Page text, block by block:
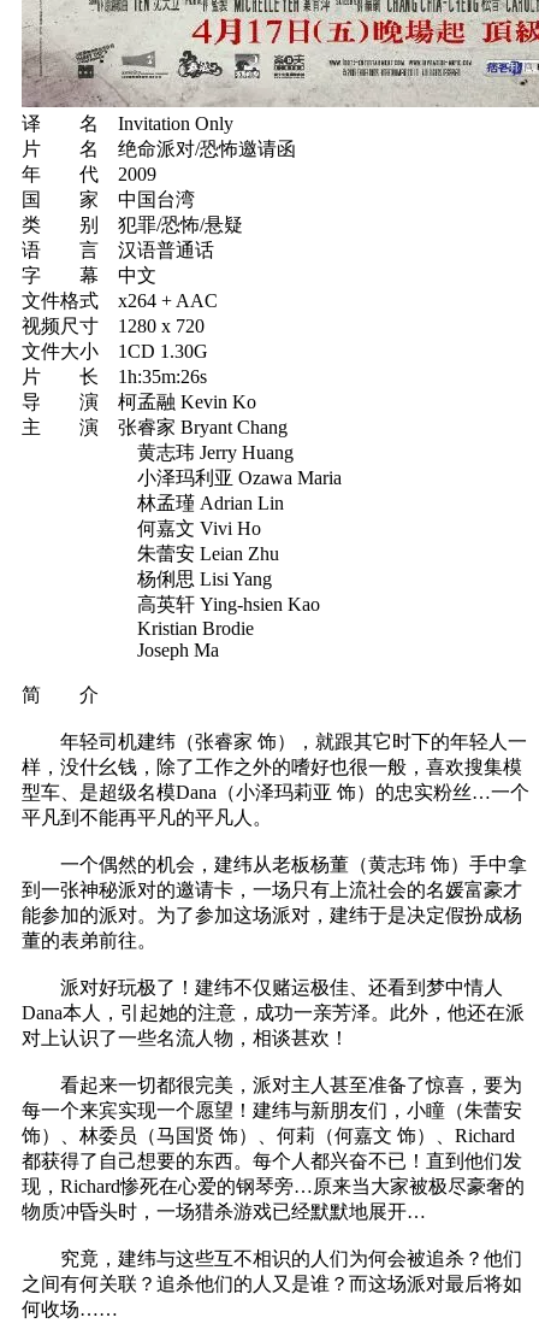
译 名 Invitation Only
片 名 绝命派对/恐怖邀请函
年 代 2009
国 家 中国台湾
类 别 犯罪/恐怖/悬疑
语 言 汉语普通话
字 幕 中文
文件格式 x264 + AAC
视频尺寸 1280 x 720
文件大小 1CD 1.30G
片 长 1h:35m:26s
导 演 柯孟融 Kevin Ko
主 演 张睿家 Bryant Chang
黄志玮 Jerry Huang
小泽玛利亚 Ozawa Maria
林孟瑾 Adrian Lin
何嘉文 Vivi Ho
朱蕾安 Leian Zhu
杨俐思 Lisi Yang
高英轩 Ying-hsien Kao
Kristian Brodie
Joseph Ma
简 介
年轻司机建纬（张睿家 饰），就跟其它时下的年轻人一
样，没什幺钱，除了工作之外的嗜好也很一般，喜欢搜集模
型车、是超级名模Dana（小泽玛莉亚 饰）的忠实粉丝…一个
平凡到不能再平凡的平凡人。
一个偶然的机会，建纬从老板杨董（黄志玮 饰）手中拿
到一张神秘派对的邀请卡，一场只有上流社会的名媛富豪才
能参加的派对。为了参加这场派对，建纬于是决定假扮成杨
董的表弟前往。
派对好玩极了！建纬不仅赌运极佳、还看到梦中情人
Dana本人，引起她的注意，成功一亲芳泽。此外，他还在派
对上认识了一些名流人物，相谈甚欢！
看起来一切都很完美，派对主人甚至准备了惊喜，要为
每一个来宾实现一个愿望！建纬与新朋友们，小瞳（朱蕾安
饰）、林委员（马国贤 饰）、何莉（何嘉文 饰）、Richard
都获得了自己想要的东西。每个人都兴奋不已！直到他们发
现，Richard惨死在心爱的钢琴旁…原来当大家被极尽豪奢的
物质冲昏头时，一场猎杀游戏已经默默地展开…
究竟，建纬与这些互不相识的人们为何会被追杀？他们
之间有何关联？追杀他们的人又是谁？而这场派对最后将如
何收场……